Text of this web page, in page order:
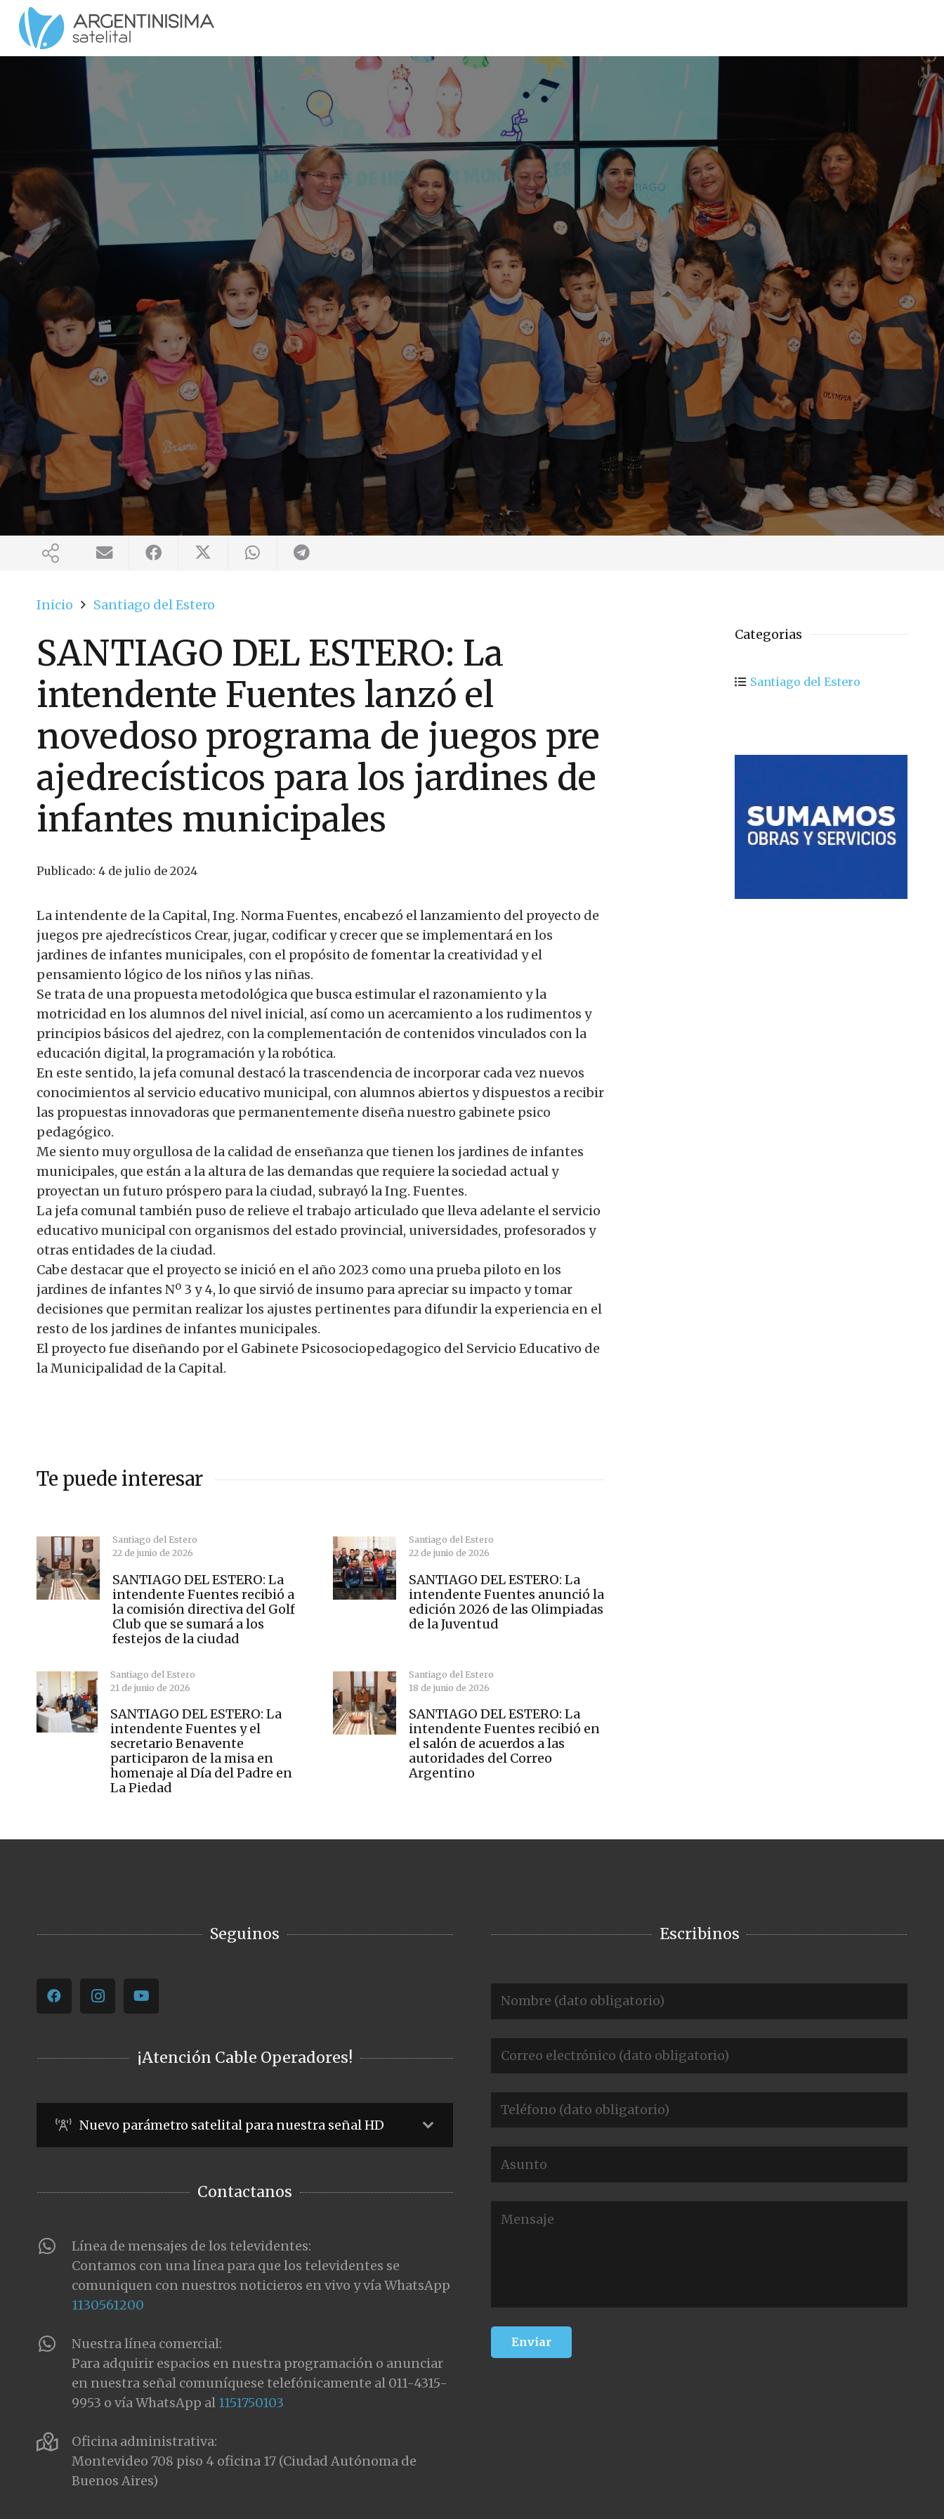
Inicio Santiago del Estero
SANTIAGO DEL ESTERO: La
intendente Fuentes lanzó el
novedoso programa de juegos pre
ajedrecísticos para los jardines de
infantes municipales
Publicado: 4 de julio de 2024
La intendente de la Capital, Ing. Norma Fuentes, encabezó el lanzamiento del proyecto de
juegos pre ajedrecísticos Crear, jugar, codificar y crecer que se implementará en los
jardines de infantes municipales, con el propósito de fomentar la creatividad y el
pensamiento lógico de los niños y las niñas.
Se trata de una propuesta metodológica que busca estimular el razonamiento y la
motricidad en los alumnos del nivel inicial, así como un acercamiento a los rudimentos y
principios básicos del ajedrez, con la complementación de contenidos vinculados con la
educación digital, la programación y la robótica.
En este sentido, la jefa comunal destacó la trascendencia de incorporar cada vez nuevos
conocimientos al servicio educativo municipal, con alumnos abiertos y dispuestos a recibir
las propuestas innovadoras que permanentemente diseña nuestro gabinete psico
pedagógico.
Me siento muy orgullosa de la calidad de enseñanza que tienen los jardines de infantes
municipales, que están a la altura de las demandas que requiere la sociedad actual y
proyectan un futuro próspero para la ciudad, subrayó la Ing. Fuentes.
La jefa comunal también puso de relieve el trabajo articulado que lleva adelante el servicio
educativo municipal con organismos del estado provincial, universidades, profesorados y
otras entidades de la ciudad.
Cabe destacar que el proyecto se inició en el año 2023 como una prueba piloto en los
jardines de infantes Nº 3 y 4, lo que sirvió de insumo para apreciar su impacto y tomar
decisiones que permitan realizar los ajustes pertinentes para difundir la experiencia en el
resto de los jardines de infantes municipales.
El proyecto fue diseñando por el Gabinete Psicosociopedagogico del Servicio Educativo de
la Municipalidad de la Capital.
Te puede interesar
Santiago del Estero
22 de junio de 2026
SANTIAGO DEL ESTERO: La
intendente Fuentes recibió a
la comisión directiva del Golf
Club que se sumará a los
festejos de la ciudad
Santiago del Estero
22 de junio de 2026
SANTIAGO DEL ESTERO: La
intendente Fuentes anunció la
edición 2026 de las Olimpiadas
de la Juventud
Santiago del Estero
21 de junio de 2026
SANTIAGO DEL ESTERO: La
intendente Fuentes y el
secretario Benavente
participaron de la misa en
homenaje al Día del Padre en
La Piedad
Santiago del Estero
18 de junio de 2026
SANTIAGO DEL ESTERO: La
intendente Fuentes recibió en
el salón de acuerdos a las
autoridades del Correo
Argentino
Categorias
Santiago del Estero
Seguinos
¡Atención Cable Operadores!
Nuevo parámetro satelital para nuestra señal HD
Contactanos
Línea de mensajes de los televidentes:
Contamos con una línea para que los televidentes se
comuniquen con nuestros noticieros en vivo y vía WhatsApp
1130561200
Nuestra línea comercial:
Para adquirir espacios en nuestra programación o anunciar
en nuestra señal comuníquese telefónicamente al 011-4315-
9953 o vía WhatsApp al 1151750103
Oficina administrativa:
Montevideo 708 piso 4 oficina 17 (Ciudad Autónoma de
Buenos Aires)
Escribinos